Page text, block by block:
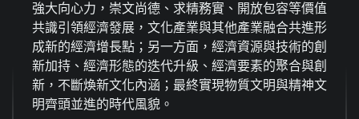
強大向心力，崇文尚德、求精務實、開放包容等價值
共識引領經濟發展，文化產業與其他產業融合共進形
成新的經濟增長點；另一方面，經濟資源與技術的創
新加持、經濟形態的迭代升級、經濟要素的聚合與創
新，不斷煥新文化內涵；最終實現物質文明與精神文
明齊頭並進的時代風貌。